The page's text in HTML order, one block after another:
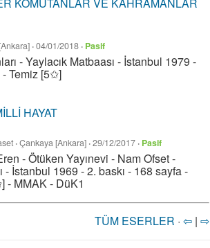
KOMUTANLAR VE KAHRAMANLAR
·04/01/2018 · Pasif
- Yaylacık Matbaası - İstanbul 1979 -
- Temiz [5✩]
HAYAT
·Çankaya [Ankara] ·29/12/2017 · Pasif
- Ötüken Yayınevi - Nam Ofset -
İstanbul 1969 - 2. baskı - 168 sayfa -
- MMAK - DüK1
TÜM ESERLER · ⇦ | ⇨